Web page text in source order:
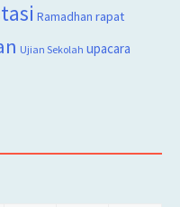
Ramadhan rapat
Ujian Sekolah upacara